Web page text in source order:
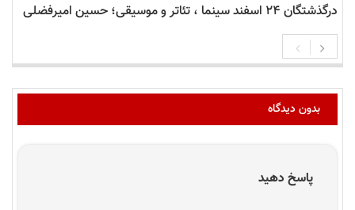
درگذشتگان ۲۴ اسفند سینما ، تئاتر و موسیقی؛ حسین امیرفضلی
بدون دیدگاه
پاسخ دهید